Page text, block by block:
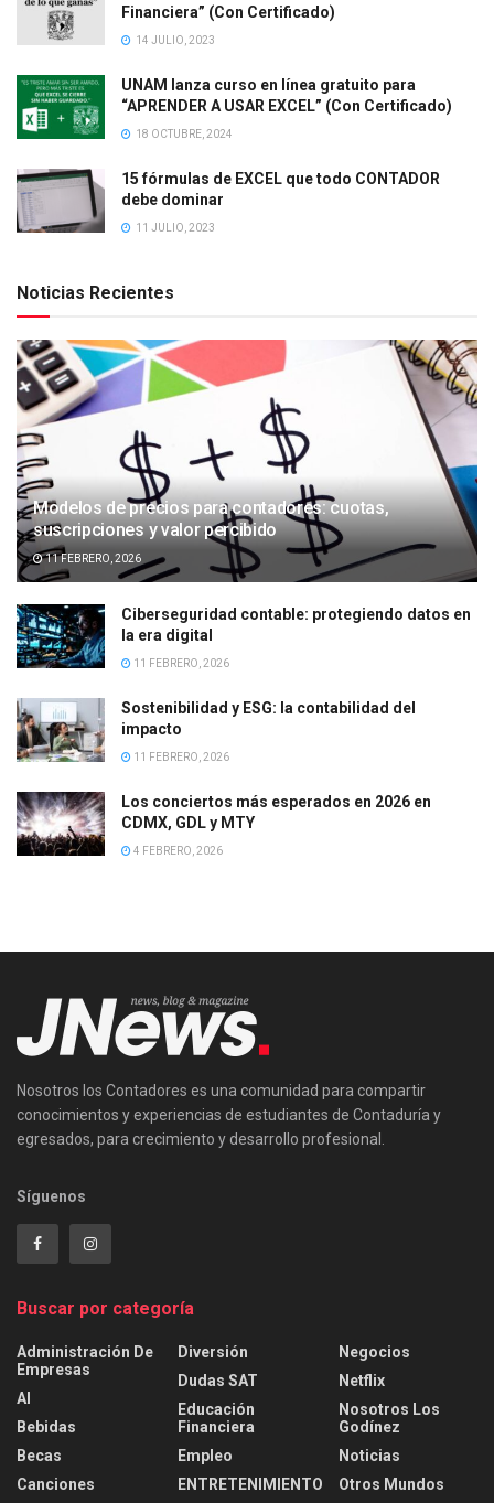
Financiera” (Con Certificado)
14 JULIO, 2023
UNAM lanza curso en línea gratuito para
“APRENDER A USAR EXCEL” (Con Certificado)
18 OCTUBRE, 2024
15 fórmulas de EXCEL que todo CONTADOR
debe dominar
11 JULIO, 2023
Noticias Recientes
Modelos de precios para contadores: cuotas,
suscripciones y valor percibido
11 FEBRERO, 2026
Ciberseguridad contable: protegiendo datos en
la era digital
11 FEBRERO, 2026
Sostenibilidad y ESG: la contabilidad del
impacto
11 FEBRERO, 2026
Los conciertos más esperados en 2026 en
CDMX, GDL y MTY
4 FEBRERO, 2026
Nosotros los Contadores es una comunidad para compartir
conocimientos y experiencias de estudiantes de Contaduría y
egresados, para crecimiento y desarrollo profesional.
Síguenos
Buscar por categoría
Administración De
Empresas
AI
Bebidas
Becas
Canciones
Diversión
Dudas SAT
Educación
Financiera
Empleo
ENTRETENIMIENTO
Negocios
Netflix
Nosotros Los
Godínez
Noticias
Otros Mundos